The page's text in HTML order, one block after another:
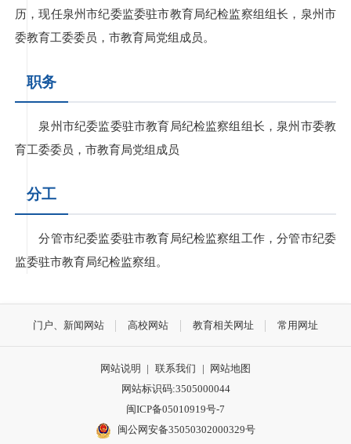
历，现任泉州市纪委监委驻市教育局纪检监察组组长，泉州市
委教育工委委员，市教育局党组成员。
职务
泉州市纪委监委驻市教育局纪检监察组组长，泉州市委教
育工委委员，市教育局党组成员
分工
分管市纪委监委驻市教育局纪检监察组工作，分管市纪委
监委驻市教育局纪检监察组。
门户、新闻网站 高校网站 教育相关网址 常用网址
网站说明 | 联系我们 |
网站地图
网站标识码:3505000044
闽ICP备05010919号-7
闽公网安备35050302000329号